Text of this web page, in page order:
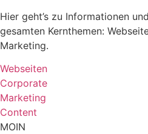
Hier geht’s zu Informationen
gesamten Kernthemen:
Marketing.
Webseiten
Corporate
Marketing
Content
MOIN